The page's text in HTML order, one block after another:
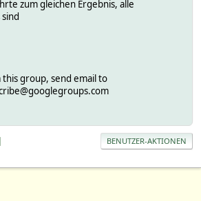
zum gleichen Ergebnis, alle
group, send email to
BENUTZER-AKTIONEN